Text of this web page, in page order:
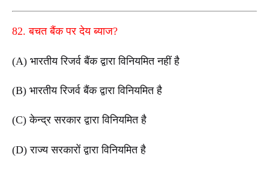
82. बचत बैंक पर देय ब्याज?
(A) भारतीय रिजर्व बैंक द्वारा विनियमित नहीं है
(B) भारतीय रिजर्व बैंक द्वारा विनियमित है
(C) केन्द्र सरकार द्वारा विनियमित है
(D) राज्य सरकारों द्वारा विनियमित है